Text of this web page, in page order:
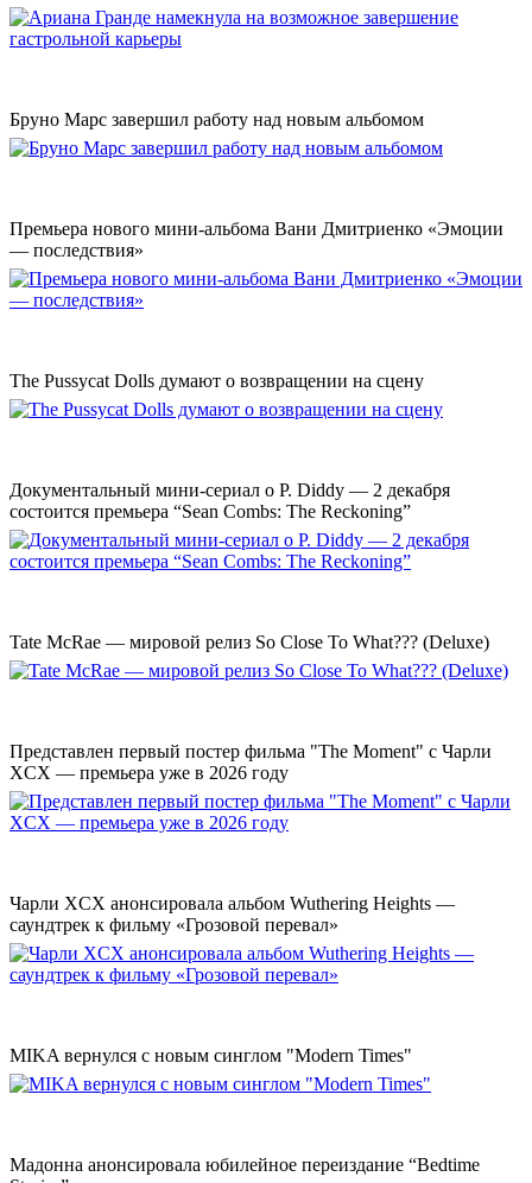
Бруно Марс завершил работу над новым альбомом
Премьера нового мини-альбома Вани Дмитриенко «Эмоции
— последствия»
The Pussycat Dolls думают о возвращении на сцену
Документальный мини-сериал о P. Diddy — 2 декабря
состоится премьера “Sean Combs: The Reckoning”
Tate McRae — мировой релиз So Close To What??? (Deluxe)
Представлен первый постер фильма "The Moment" с Чарли
XCX — премьера уже в 2026 году
Чарли XCX анонсировала альбом Wuthering Heights —
саундтрек к фильму «Грозовой перевал»
MIKA вернулся с новым синглом "Modern Times"
Мадонна анонсировала юбилейное переиздание “Bedtime